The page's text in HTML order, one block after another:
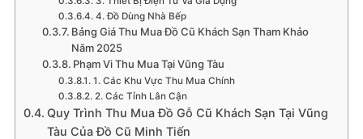
4. Đồ Dùng Nhà Bếp
Bảng Giá Thu Mua Đồ Cũ Khách Sạn Tham Khảo
Năm 2025
Phạm Vi Thu Mua Tại Vũng Tàu
1. Các Khu Vực Thu Mua Chính
2. Các Tỉnh Lân Cận
Quy Trình Thu Mua Đồ Gỗ Cũ Khách Sạn Tại Vũng
Tàu Của Đồ Cũ Minh Tiến